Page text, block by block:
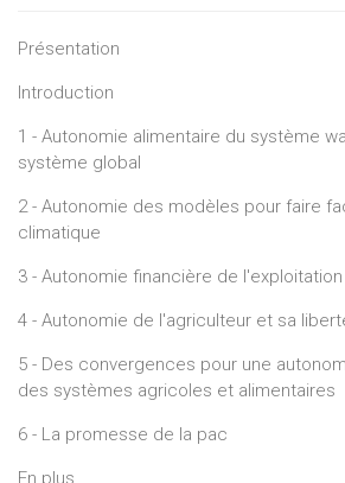
Présentation
Introduction
1 - Autonomie alimentaire du système
système global
2 - Autonomie des modèles pour faire
climatique
3 - Autonomie financière de
4 - Autonomie de l'agriculteur et sa
5 - Des convergences pour une
des systèmes agricoles et alimentaires
6 - La promesse de la pac
En plus